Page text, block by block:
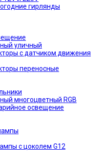
гирлянды
уличный
с датчиком движения
переносные
многоцветный RGB
освещение
с цоколем G12